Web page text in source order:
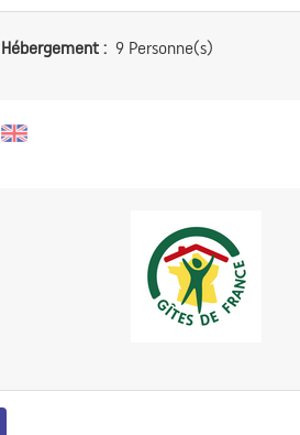
Hébergement : 9 Personne(s)